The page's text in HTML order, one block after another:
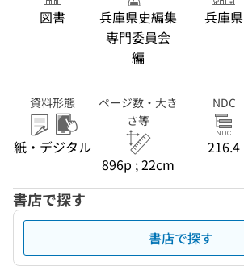
図書
兵庫県史編集
専門委員会
編
兵庫県
資料形態
紙・デジタル
ページ数・大き
さ等
896p ; 22cm
NDC
216.4
書店で探す
書店で探す